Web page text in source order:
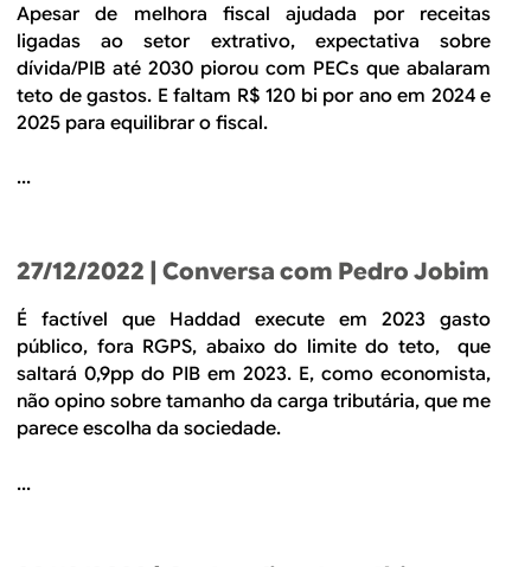
Apesar de melhora fiscal ajudada por receitas
ligadas ao setor extrativo, expectativa sobre
dívida/PIB até 2030 piorou com PECs que abalaram
teto de gastos. E faltam R$ 120 bi por ano em 2024 e
2025 para equilibrar o fiscal.
...
27/12/2022 | Conversa com Pedro Jobim
É factível que Haddad execute em 2023 gasto
público, fora RGPS, abaixo do limite do teto, que
saltará 0,9pp do PIB em 2023. E, como economista,
não opino sobre tamanho da carga tributária, que me
parece escolha da sociedade.
...